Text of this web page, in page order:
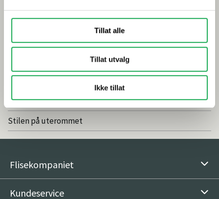
Tillat alle
Tillat utvalg
Ikke tillat
Inspirasjon
Baderomstrender 2025
Drømmeatrium med flisheller
Vedlikeholdsfritt og naturlig med fliser
Stilen på uterommet
Flisekompaniet
Kundeservice